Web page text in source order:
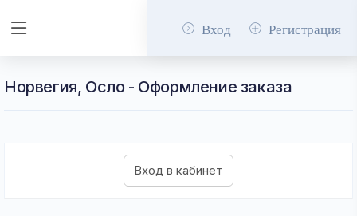
Вход Регистрация
Норвегия, Осло - Оформление заказа